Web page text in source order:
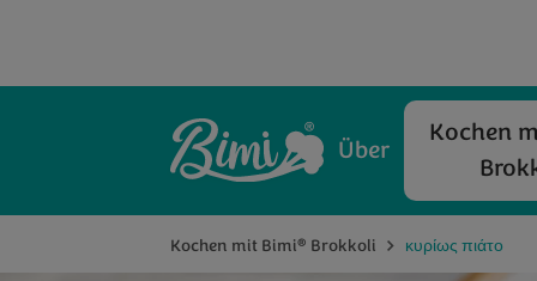
Über
Kochen
Kochen mit Bimi® Brokkoli κυρίως πιάτο